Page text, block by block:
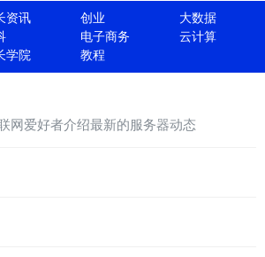
资讯 创业
大数据
电子商务
云计算
学院 教程
网爱好者介绍最新的服务器动态